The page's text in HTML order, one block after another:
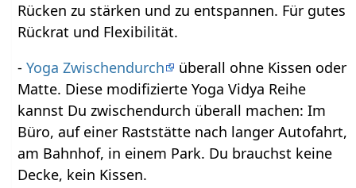
Rücken zu stärken und zu entspannen. Für gutes
Rückrat und Flexibilität.
-Yoga Zwischendurch
überall ohne Kissen oder
Matte. Diese modifizierte Yoga Vidya Reihe
kannst Du zwischendurch überall machen: Im
Büro, auf einer Raststätte nach langer Autofahrt,
am Bahnhof, in einem Park. Du brauchst keine
Decke, kein Kissen.